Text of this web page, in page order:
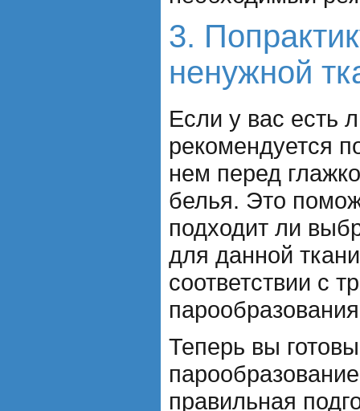
3.
ненужной
Если у вас есть
рекомендуется
нем перед
белья. Это
подходит ли
для данной
соответствии с
Теперь вы
правильная